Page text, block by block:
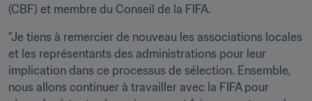
(CBF) et membre du Conseil de la FIFA.
"Je tiens à remercier de nouveau les associations locales
et les représentants des administrations pour leur
implication dans ce processus de sélection. Ensemble,
nous allons continuer à travailler avec la FIFA pour